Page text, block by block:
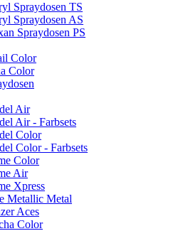
Spraydosen TS
Spraydosen AS
Spraydosen PS
Color
Color
Air
Air - Farbsets
Color
Color - Farbsets
Color
Air
Xpress
Metallic Metal
Aces
Color